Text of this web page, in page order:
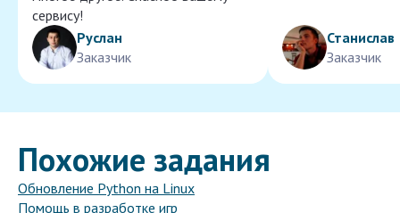
сервису!
Руслан
Заказчик
Станислав
Заказчик
Похожие задания
Обновление Python на Linux
Помощь в разработке игр